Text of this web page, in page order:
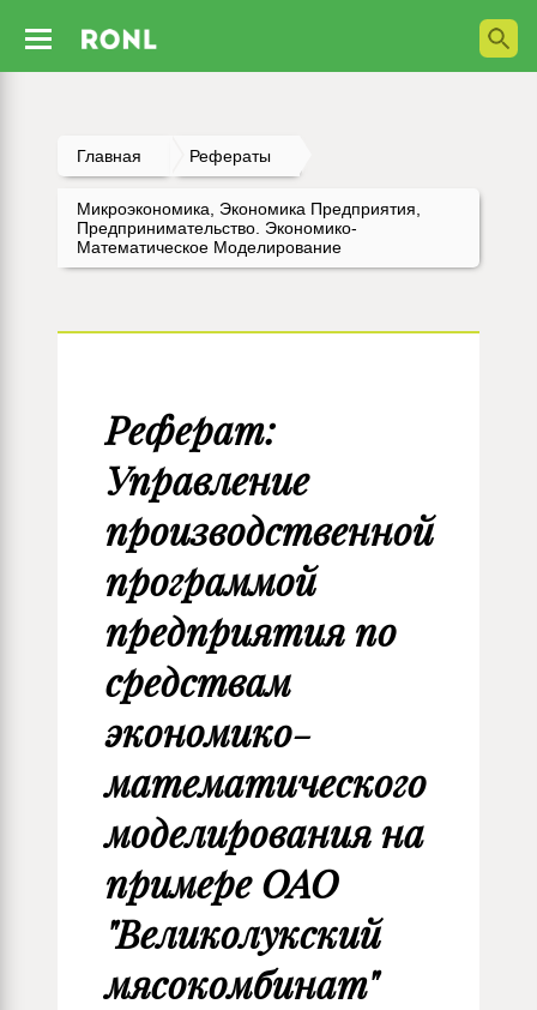
Главная Рефераты
Микроэкономика, Экономика Предприятия,
Предпринимательство. Экономико-
Математическое Моделирование
Реферат:
Управление
производственной
программой
предприятия по
средствам
экономико-
математического
моделирования на
примере ОАО
"Великолукский
мясокомбинат"